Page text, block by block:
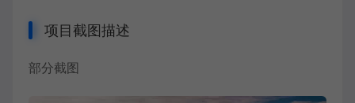
项目截图描述
部分截图